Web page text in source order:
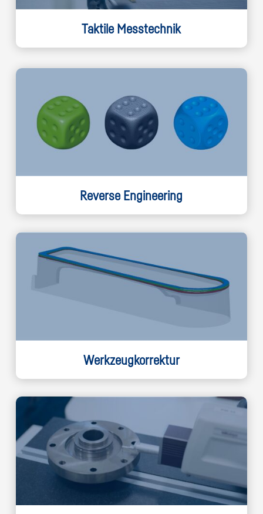
Taktile Messtechnik
Reverse Engineering
Werkzeugkorrektur